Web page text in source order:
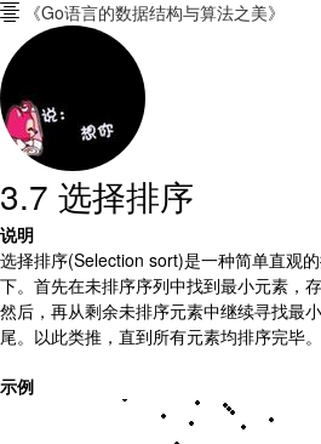
 《Go语言的数据结构与算法之美》
3.7 选择排序
说明
选择排序(Selection sort)是一种简单直观
下。首先在未排序序列中找到最小元素，
然后，再从剩余未排序元素中继续寻找最
尾。以此类推，直到所有元素均排序完毕。
示例